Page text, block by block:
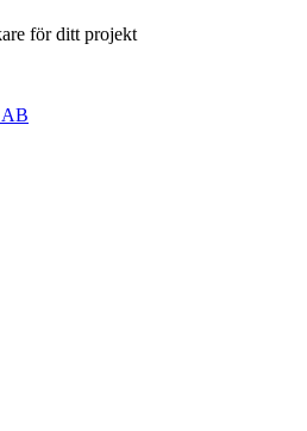
för ditt projekt
AB